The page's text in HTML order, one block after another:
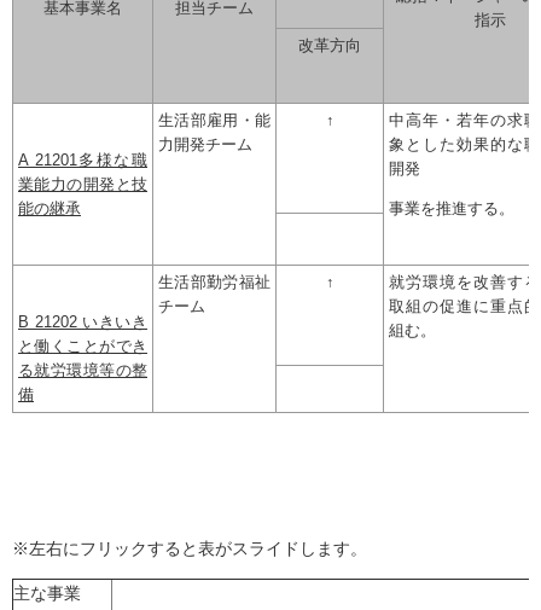
基本事業名 担当チーム
指示
改革方向
A 21201多様な職
業能力の開発と技
能の継承
生活部雇用・能
力開発チーム
↑
中高年・若年の求
象とした効果的な
開発
事業を推進する。
B 21202 いきいき
と働くことができ
る就労環境等の整
備
生活部勤労福祉
チーム
↑
就労環境を改善す
取組の促進に重点
組む。
※左右にフリックすると表がスライドします。
主な事業